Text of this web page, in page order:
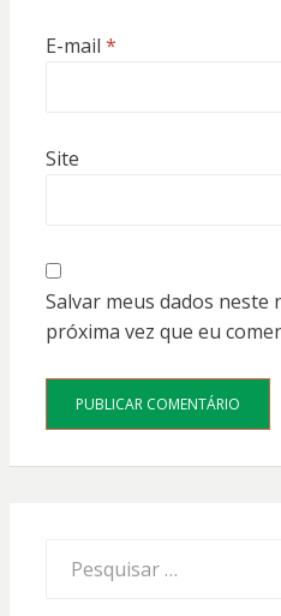
E-mail *
Site
Salvar meus dados neste
próxima vez que eu
por: